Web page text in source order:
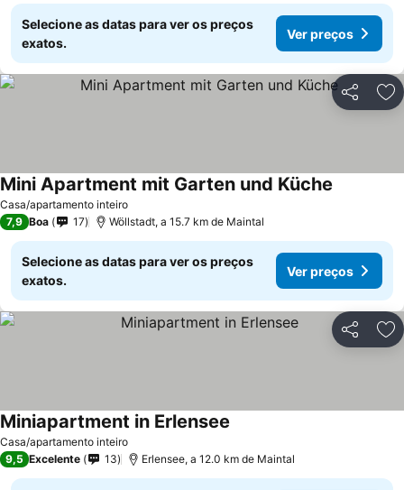
Selecione as datas para ver os preços
exatos.
Ver preços
Partilhar
Casa/apartamento inteiro
Mini Apartment mit Garten und Küche
7,9 Boa 17 Wöllstadt, a 15.7 km de Maintal
Selecione as datas para ver os preços
exatos.
Ver preços
Partilhar
Casa/apartamento inteiro
Miniapartment in Erlensee
9,5 Excelente 13 Erlensee, a 12.0 km de Maintal